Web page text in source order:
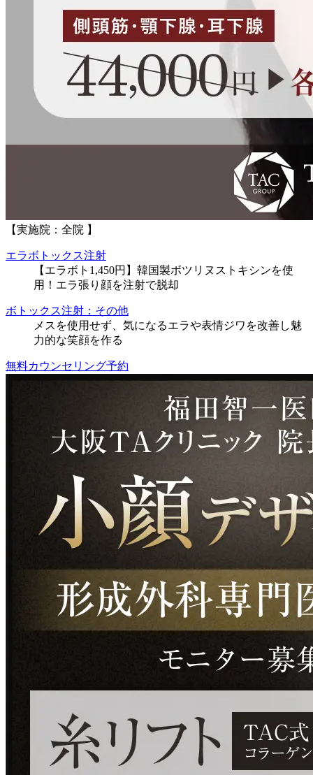
【実施院：全院 】
エラボトックス注射
【エラボト1,450円】韓国製ボツリヌストキシンを使
用！エラ張り顔を注射で脱却
ボトックス注射：その他
メスを使用せず、気になるエラや表情ジワを改善し魅
力的な笑顔を作る
無料カウンセリング予約